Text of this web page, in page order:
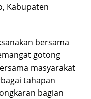
Kabupaten
bersama
gotong
masyarakat
tahapan
bagian